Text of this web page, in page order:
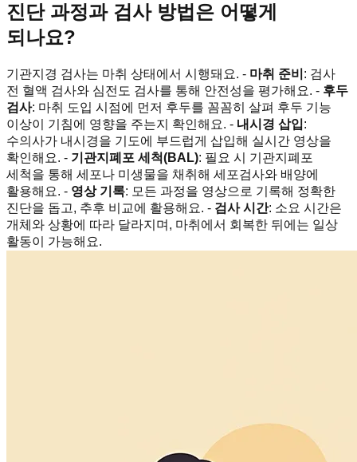
진단 과정과 검사 방법은 어떻게
되나요?
기관지경 검사는 마취 상태에서 시행돼요. - 마취 준비 : 검사
전 혈액 검사와 심전도 검사를 통해 안전성을 평가해요. - 후두
검사: 마취 도입 시점에 먼저 후두를 꼼꼼히 살펴 후두 기능
이상이 기침에 영향을 주는지 확인해요. - 내시경 삽입:
수의사가 내시경을 기도에 부드럽게 삽입해 실시간 영상을
확인해요. - 기관지폐포 세척(BAL): 필요 시 기관지폐포
세척을 통해 세포나 미생물을 채취해 세포검사와 배양에
활용해요. - 영상 기록: 모든 과정을 영상으로 기록해 정확한
진단을 돕고, 추후 비교에 활용해요. - 검사 시간: 소요 시간은
개체와 상황에 따라 달라지며, 마취에서 회복한 뒤에는 일상
활동이 가능해요.